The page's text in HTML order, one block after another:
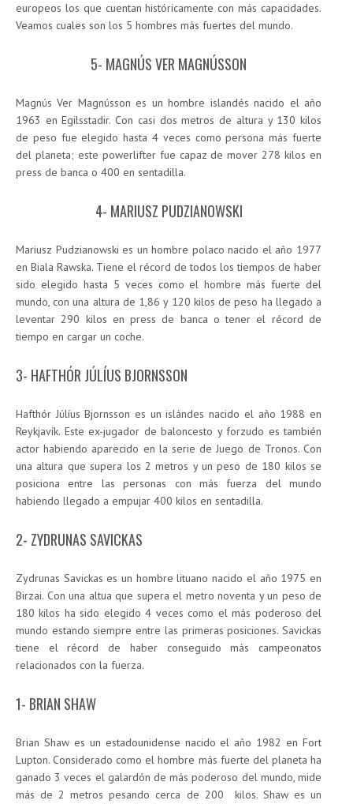
europeos los que cuentan históricamente con más capacidades.
Veamos cuales son los 5 hombres más fuertes del mundo.
5- MAGNÚS VER MAGNÚSSON
Magnús Ver Magnússon es un hombre islandés nacido el año
1963 en Egilsstadir. Con casi dos metros de altura y 130 kilos
de peso fue elegido hasta 4 veces como persona más fuerte
del planeta; este powerlifter fue capaz de mover 278 kilos en
press de banca o 400 en sentadilla.
4- MARIUSZ PUDZIANOWSKI
Mariusz Pudzianowski es un hombre polaco nacido el año 1977
en Biala Rawska. Tiene el récord de todos los tiempos de haber
sido elegido hasta 5 veces como el hombre más fuerte del
mundo, con una altura de 1,86 y 120 kilos de peso ha llegado a
leventar 290 kilos en press de banca o tener el récord de
tiempo en cargar un coche.
3- HAFTHÓR JÚLÍUS BJORNSSON
Hafthór Júlíus Bjornsson es un islándes nacido el año 1988 en
Reykjavík. Este ex-jugador de baloncesto y forzudo es también
actor habiendo aparecido en la serie de Juego de Tronos. Con
una altura que supera los 2 metros y un peso de 180 kilos se
posiciona entre las personas con más fuerza del mundo
habiendo llegado a empujar 400 kilos en sentadilla.
2- ZYDRUNAS SAVICKAS
Zydrunas Savickas es un hombre lituano nacido el año 1975 en
Birzai. Con una altua que supera el metro noventa y un peso de
180 kilos ha sido elegido 4 veces como el más poderoso del
mundo estando siempre entre las primeras posiciones. Savickas
tiene el récord de haber conseguido más campeonatos
relacionados con la fuerza.
1- BRIAN SHAW
Brian Shaw es un estadounidense nacido el año 1982 en Fort
Lupton. Considerado como el hombre más fuerte del planeta ha
ganado 3 veces el galardón de más poderoso del mundo, mide
más de 2 metros pesando cerca de 200 kilos. Shaw es un